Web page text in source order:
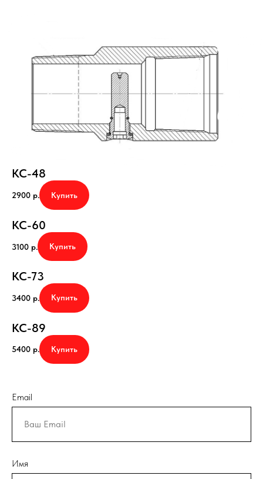
КС-48
2900 р. Купить
КС-60
3100 р. Купить
КС-73
3400 р. Купить
КС-89
5400 р. Купить
Email
Имя